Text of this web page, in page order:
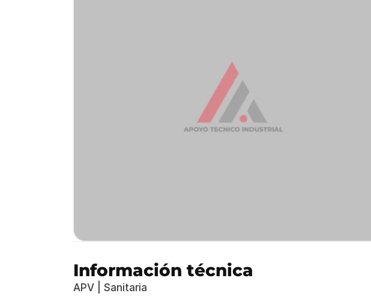
Información técnica
APV | Sanitaria